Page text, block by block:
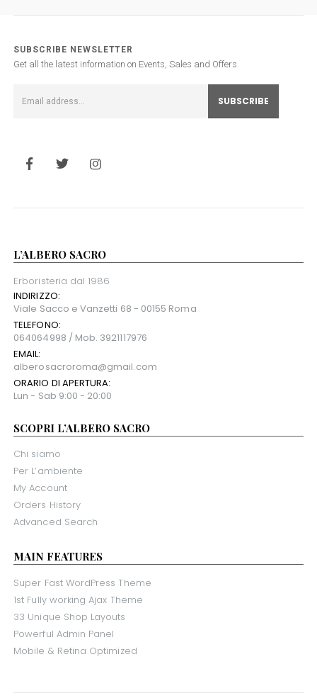
SUBSCRIBE NEWSLETTER
Get all the latest information on Events, Sales and Offers.
L’ALBERO SACRO
Erboristeria dal 1986
INDIRIZZO:
Viale Sacco e Vanzetti 68 - 00155 Roma
TELEFONO:
064064998 / Mob. 3921117976
EMAIL:
alberosacroroma@gmail.com
ORARIO DI APERTURA:
Lun - Sab 9:00 - 20:00
SCOPRI L’ALBERO SACRO
Chi siamo
Per L’ambiente
My Account
Orders History
Advanced Search
MAIN FEATURES
Super Fast WordPress Theme
1st Fully working Ajax Theme
33 Unique Shop Layouts
Powerful Admin Panel
Mobile & Retina Optimized